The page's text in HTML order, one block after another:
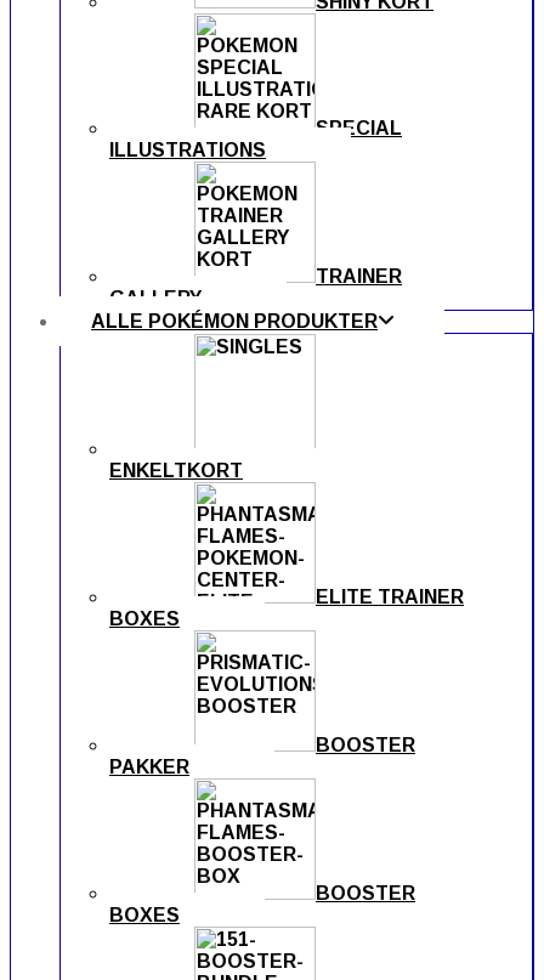
SPECIAL
ILLUSTRATIONS
TRAINER
GALLERY
ALLE POKÉMON PRODUKTER
ENKELTKORT
ELITE TRAINER
BOXES
BOOSTER
PAKKER
BOOSTER
BOXES